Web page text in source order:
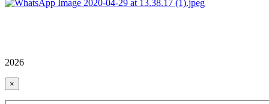
2026
×